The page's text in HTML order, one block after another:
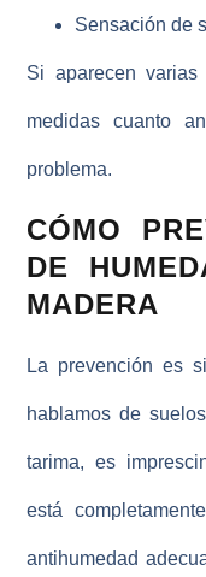
Sensación de
Si aparecen
medidas cuanto
problema.
CÓMO
DE
MADERA
La prevención es
hablamos de
tarima, es
está
antihumedad